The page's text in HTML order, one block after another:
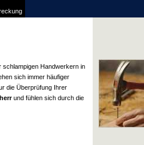
schlampigen Handwerkern in
sich immer häufiger
die Überprüfung Ihrer
und fühlen sich durch die